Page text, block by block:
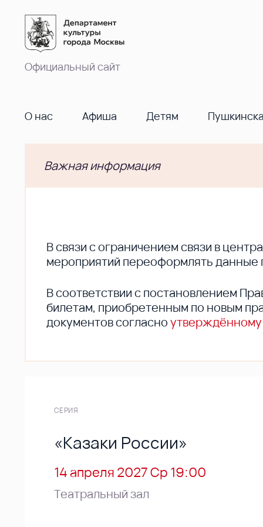
Официальный сайт
О нас Афиша Детям
Важная информация
В cвязи с ограничением связи в
мероприятий переоформлять данные
В соответствии с постановлением
билетам, приобретенным по новым
документов согласно
СЕРИЯ
«Казаки России»
14 апреля 2027 Ср 19:00
Театральный зал